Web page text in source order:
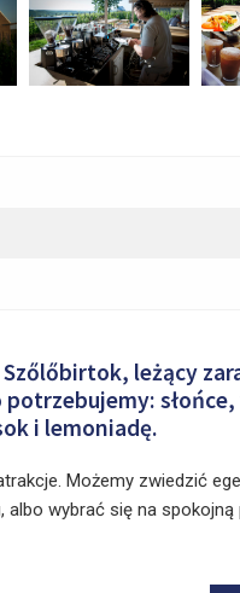
leżący
i lemoniadę.
Możemy zwiedzić
albo wybrać się na